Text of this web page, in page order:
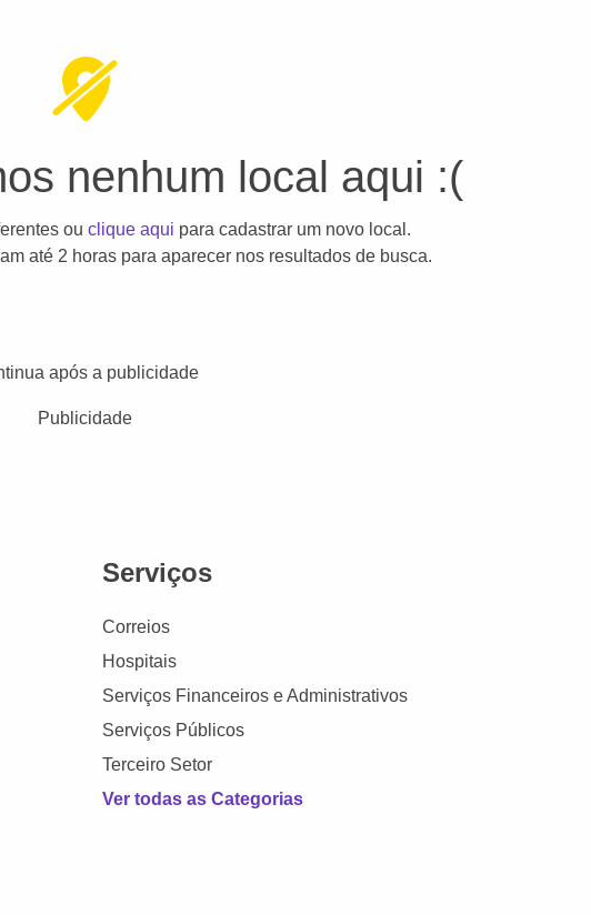
nenhum local aqui :(
ouclique aqui para cadastrar um novo local.
até 2 horas para aparecer nos resultados de busca.
após a publicidade
Publicidade
Serviços
Correios
Hospitais
Serviços Financeiros e Administrativos
Serviços Públicos
Terceiro Setor
Ver todas as Categorias